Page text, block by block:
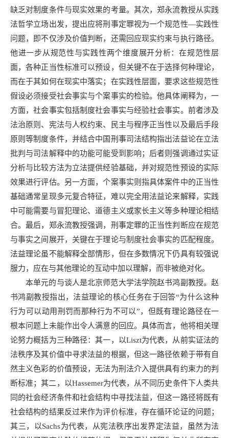
缺乏对制度条件与现实效果的考量。其次，郑永流教授从实践
法哲学立场出发，提出应将刑事定罪视为一个规范性—实践性
问题，即不仅涉及价值判断，还需回应现实约束与执行路径。
他进一步从规范性与实践性两个维度展开分析：在规范性层
面，各种正当性标准可以预设，但关键不在于选择何种理论，
而在于其如何在现实中落实；在实践性层面，要求这些规范性
假设必须接受社会事实与个案事实的检验。他具体阐释为，一
方面，社会事实包括制度社会事实与经验社会事实。前者涉及
法治原则、宪法与人权约束、民主与程序正当性以及最后手段
原则等制度条件，并结合中国刑事司法结构指出法益论在立法
批判与司法解释中的功能可能受到影响；后者则强调通过实证
分析与比较方法为立法提供经验基础，并对规范性预设的实际
效果进行评估。另一方面，个案事实则指具体案件中的正当性
基础通常呈现多元复合特征，难以完全用法益论来解释，实践
中可能需要与冒犯理论、道德主义或家长主义等多种理论相结
合。最后，郑永流教授强调，刑事定罪的正当性判断应在规范
与事实之间展开，关键在于理论与制度社会事实的匹配程度。
法益理论虽不能解释全部情形，但在多数情况下仍具有较强说
服力，应在与其他理论的互动中加以理解，而非被绝对化。
本单元的与谈人是北京师范大学法学院赵书鸿副教授。赵
书鸿副教授指出，法益理论的核心任务在于回答“为什么这种
行为可以动用刑罚而那种行为不可以”，但既有理论路径在一
根本问题上未能作出令人满意的回应。具体而言，他将相关理
论努力概括为三种路径：其一，以Liszt为代表，从前实证法的
法秩序及其价值中寻求法益的根据，但这一路径依赖于带有自
然主义色彩的价值预设，无法为刑法介入提供具有约束力的判
断标准；其二，以Hassemer为代表，从不同历史条件下人类共
同的社会经济条件和社会结构中寻找法益，但这一路径将既有
社会结构的结果反过来作为评价标准，存在循环论证的问题；
其三，以Sachs为代表，从宪法秩序出发界定法益，虽然为法